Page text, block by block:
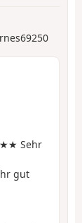
Sehr
gut